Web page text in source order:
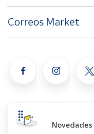
Correos Market
Novedades